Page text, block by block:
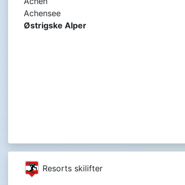
Achensee
Østrigske Alper
Resorts skilifter